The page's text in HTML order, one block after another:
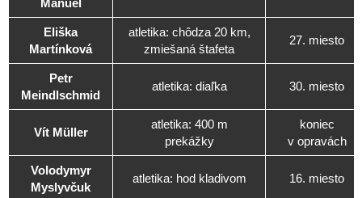
Eliška
Martínková
atletika: chôdza 20 km,
zmiešaná štafeta
27. miesto
Petr
Meindlschmid
atletika: diaľka 30. miesto
Vít Müller
atletika: 400 m
prekážky
koniec
v opravách
Volodymyr
Myslyvčuk
atletika: hod kladivom 16. miesto